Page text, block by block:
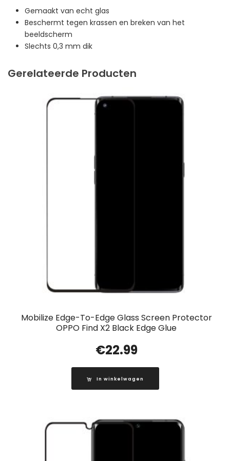
Gemaakt van echt glas
Beschermt tegen krassen en breken van het
beeldscherm
Slechts 0,3 mm dik
Gerelateerde Producten
Mobilize Edge-To-Edge Glass Screen Protector
OPPO Find X2 Black Edge Glue
€22.99
In winkelwagen